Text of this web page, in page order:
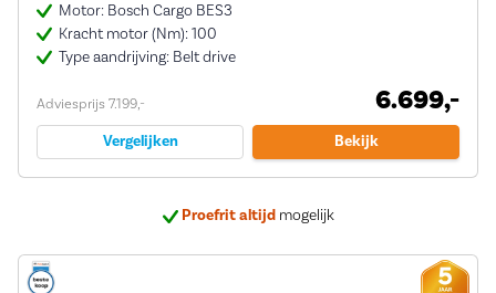
Motor: Bosch Cargo BES3
Kracht motor (Nm): 100
Type aandrijving: Belt drive
Adviesprijs 7.199,- 6.699,-
Vergelijken Bekijk
Proefrit altijdmogelijk